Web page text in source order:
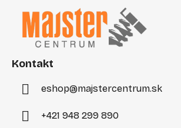
Kontakt
eshop@majstercentrum.sk
+421 948 299 890